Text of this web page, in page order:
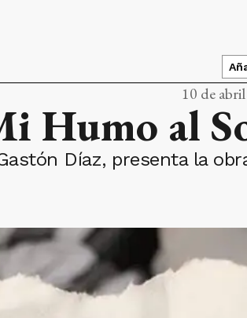
10 de
Humo al
Díaz, presenta la